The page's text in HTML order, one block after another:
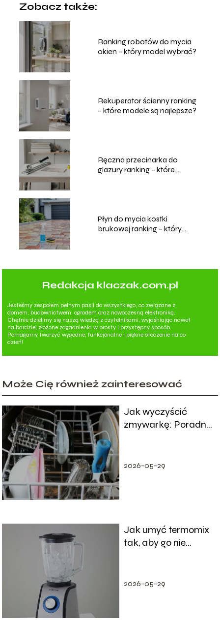
Zobacz także:
Ranking robotów do mycia
okien – który model wybrać?
Rekuperator ścienny ranking
– które modele są najlepsze?
Ręczna przecinarka do
glazury ranking – które
Płyn do mycia kostki
brukowej ranking – który
Redakcja klaczak.com.pl
Jesteśmy zespołem pełnym pasji do wszystkiego, co związane z
domem, budownictwem, ogrodem oraz nowoczesną elektroniką.
Chętnie dzielimy się naszą wiedzą z czytelnikami, wyjaśniając nawet
najbardziej złożone zagadnienia w prosty i przystępny sposób.
Pomagamy tworzyć wygodne, funkcjonalne i piękne otoczenie na co
dzień!
Może Cię również zainteresować
Jak wyczyścić
zmywarkę: Poradnik
2026-05-29
Jak umyć termomix
tak, aby go nie
2026-05-29